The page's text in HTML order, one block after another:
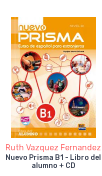
Ruth Vazquez Fernandez
Nuevo Prisma B1 - Libro del
alumno + CD